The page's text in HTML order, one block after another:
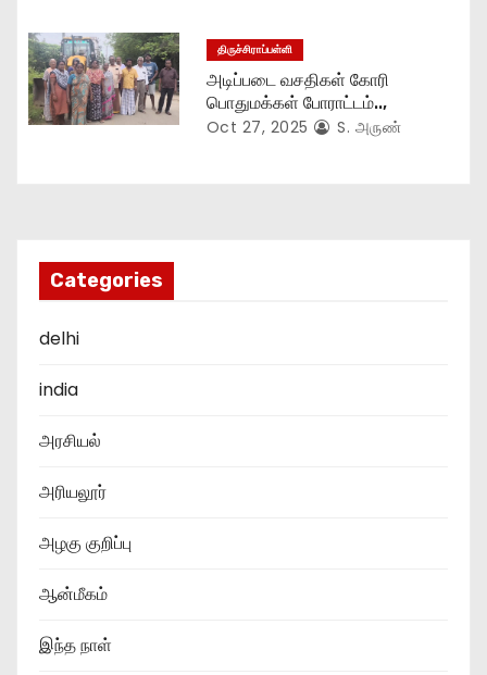
திருச்சிராப்பள்ளி
அடிப்படை வசதிகள் கோரி
பொதுமக்கள் போராட்டம்..,
Oct 27, 2025 S. அருண்
Categories
delhi
india
அரசியல்
அரியலூர்
அழகு குறிப்பு
ஆன்மீகம்
இந்த நாள்